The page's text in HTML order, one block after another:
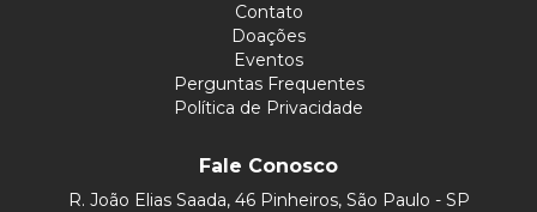
Contato
Doações
Eventos
Perguntas Frequentes
Política de Privacidade
Fale Conosco
R. João Elias Saada, 46 Pinheiros, São Paulo - SP